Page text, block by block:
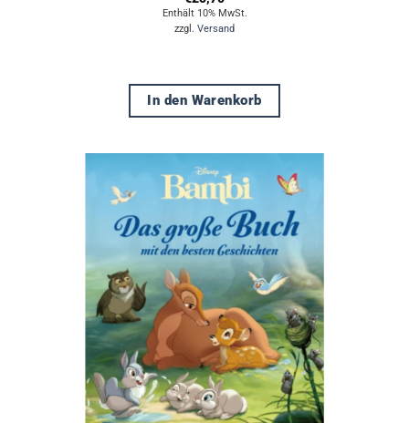
Enthält 10% MwSt.
zzgl. Versand
In den Warenkorb